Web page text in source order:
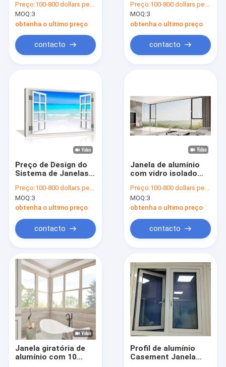
Produtos
Sobre nós
Visita à Fábrica
Controle de qualidade
com persianas
internas
Preço:100-800 dollars per set
MOQ:3
obtenha o ultimo preço
contacto
Veneziana Isoladas
com Vidro Duplo e
Acessórios de
Persianas Internas
entre o Vidro
Preço:100-800 dollars per set
MOQ:3
obtenha o ultimo preço
contacto
Preço de Design do
Sistema de Janelas
Único Chanfrado de
Segurança Barato
para Venda
Preço:100-800 dollars per set
MOQ:3
obtenha o ultimo preço
contacto
Janela de alumínio
com vidro isolado
laminado
Preço:100-800 dollars per set
MOQ:3
obtenha o ultimo preço
contacto
Janela giratória de
alumínio com 10
Profil de alumínio
Casement Janela